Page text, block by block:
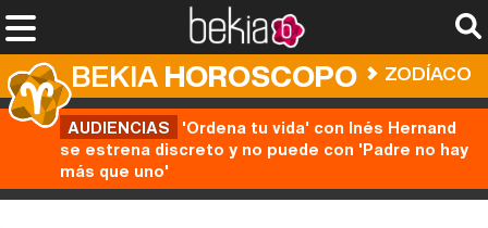
BEKIAHOROSCOPO ZODÍACO
AUDIENCIAS 'Ordena tu vida' con Inés Hernand
se estrena discreto y no puede con 'Padre no hay
más que uno'